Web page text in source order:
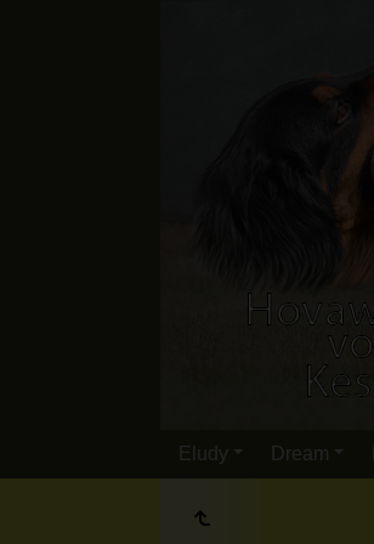
Eludy Dream